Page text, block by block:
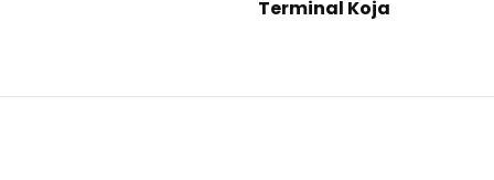
Terminal Koja